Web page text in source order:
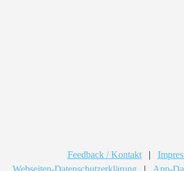
Feedback / Kontakt |